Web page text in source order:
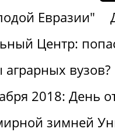
Евразии"
Центр:
аграрных вузов?
2018: День
зимней